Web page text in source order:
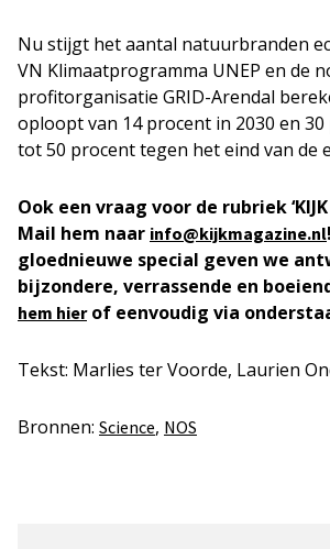
Nu stijgt het aantal natuurbranden
VN Klimaatprogramma UNEP en de
profitorganisatie GRID-Arendal
oploopt van 14 procent in 2030 en
tot 50 procent tegen het eind van de
Ook een vraag voor de rubriek
Mail hem naar info@kijkmagazine.nl
gloednieuwe special geven we
bijzondere, verrassende en
hem hier of eenvoudig via
Tekst: Marlies ter Voorde, Laurien
Bronnen: Science, NOS